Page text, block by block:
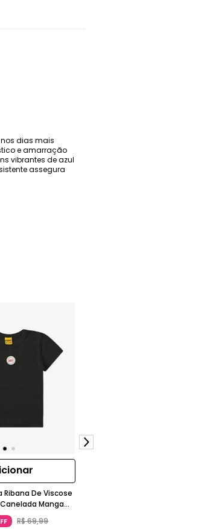
dias mais
e amarração
vibrantes de azul
assegura
Ribana De Viscose
Manga
Chumbo
R$69,99